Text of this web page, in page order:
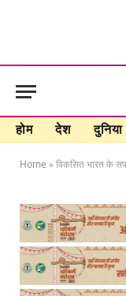
होम देश दुनिया
Home »विकसित भारत के सपने